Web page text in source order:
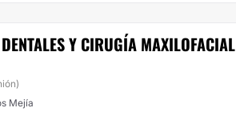
Y CIRUGÍA MAXILOFACIAL
Mejía